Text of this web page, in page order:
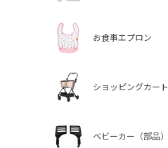
お食事エプロン
ショッピングカート
ベビーカー（部品）